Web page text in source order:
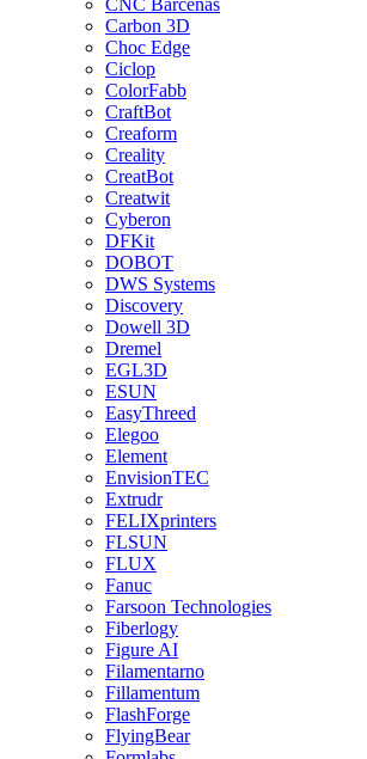
CNC Barcenas
Carbon 3D
Choc Edge
Ciclop
ColorFabb
CraftBot
Creaform
Creality
CreatBot
Creatwit
Cyberon
DFKit
DOBOT
DWS Systems
Discovery
Dowell 3D
Dremel
EGL3D
ESUN
EasyThreed
Elegoo
Element
EnvisionTEC
Extrudr
FELIXprinters
FLSUN
FLUX
Fanuc
Farsoon Technologies
Fiberlogy
Figure AI
Filamentarno
Fillamentum
FlashForge
FlyingBear